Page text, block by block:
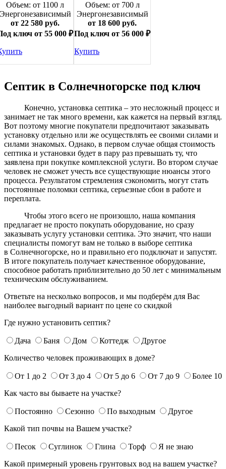
Объем: от 1100 л
от 22 580 руб.
ключ от 55 000 ₽
Объем: от 700 л
Энергонезависимый
от 18 600 руб.
Под ключ от 56 000 ₽
Купить
Септик в Солнечногорске под ключ
Конечно, установка септика – это несложный процесс и
занимает не так много времени, как кажется на первый взгляд.
Вот поэтому многие покупатели предпочитают заказывать
установку отдельно или же осуществлять ее своими силами и
силами знакомых. Однако, в первом случае общая стоимость
септика и установки будет в пару раз превышать ту, что
заявлена при покупке комплексной услуги. Во втором случае
человек не сможет учесть все существующие нюансы этого
процесса. Результатом стремления сэкономить, могут стать
постоянные поломки септика, серьезные сбои в работе и
переплата.
Чтобы этого всего не произошло, наша компания
предлагает не просто покупать оборудование, но сразу
заказывать услугу установки септика. Это значит, что наши
специалисты помогут вам не только в выборе септика
в Солнечногорске, но и правильно его подключат и запустят.
В итоге покупатель получает качественное оборудование,
способное работать приблизительно до 50 лет с минимальным
техническим обслуживанием.
Ответьте на несколько вопросов, и мы подберём для Вас
наиболее выгодный вариант по цене со скидкой
Где нужно установить септик?
Дача Баня Дом Коттедж
Другое
Количество человек проживающих в доме?
От 1 до 2 От 3 до 4 От 5 до 6 От 7 до 9
Более 10
Как часто вы бываете на участке?
Постоянно Сезонно По выходным
Другое
Какой тип почвы на Вашем участке?
Песок Суглинок Глина Торф
Я не знаю
Какой примерный уровень грунтовых вод на вашем участке?